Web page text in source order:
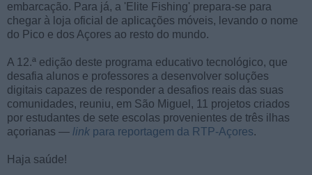
embarcação. Para já, a 'Elite Fishing' prepara-se para
chegar à loja oficial de aplicações móveis, levando o nome
do Pico e dos Açores ao resto do mundo.
A 12.ª edição deste programa educativo tecnológico, que
desafia alunos e professores a desenvolver soluções
digitais capazes de responder a desafios reais das suas
comunidades, reuniu, em São Miguel, 11 projetos criados
por estudantes de sete escolas provenientes de três ilhas
açorianas — link para reportagem da RTP-Açores.
Haja saúde!